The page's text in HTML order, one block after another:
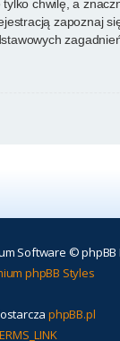
chwilę, a
zapoznaj
Software © phpBB
phpBB Styles
phpBB.pl